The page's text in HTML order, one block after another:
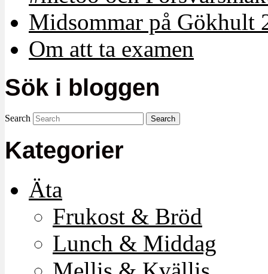
Midsommar på Gökhult
Om att ta examen
Sök i bloggen
Search
Kategorier
Äta
Frukost & Bröd
Lunch & Middag